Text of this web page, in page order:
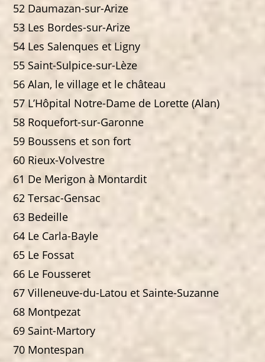
52 Daumazan-sur-Arize
53 Les Bordes-sur-Arize
54 Les Salenques et Ligny
55 Saint-Sulpice-sur-Lèze
56 Alan, le village et le château
57 L’Hôpital Notre-Dame de Lorette (Alan)
58 Roquefort-sur-Garonne
59 Boussens et son fort
60 Rieux-Volvestre
61 De Merigon à Montardit
62 Tersac-Gensac
63 Bedeille
64 Le Carla-Bayle
65 Le Fossat
66 Le Fousseret
67 Villeneuve-du-Latou et Sainte-Suzanne
68 Montpezat
69 Saint-Martory
70 Montespan